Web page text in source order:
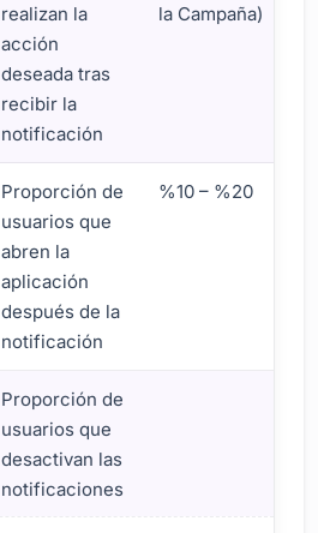
realizan la
acción
deseada tras
recibir la
notificación
la Campaña)
Proporción de
usuarios que
abren la
aplicación
después de la
notificación
%10 – %20
Proporción de
usuarios que
desactivan las
notificaciones